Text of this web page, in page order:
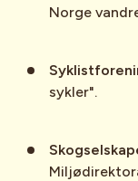
Norge
sykler".